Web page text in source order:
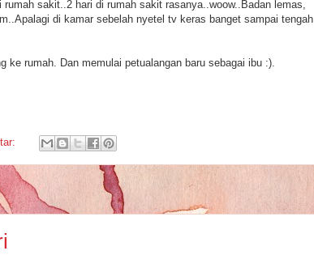
rumah sakit..2 hari di rumah sakit rasanya..woow..Badan lemas,
di kamar sebelah nyetel tv keras banget sampai tengah
ke rumah. Dan memulai petualangan baru sebagai ibu :).